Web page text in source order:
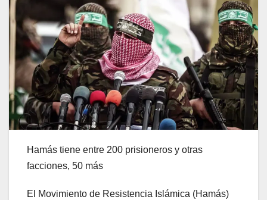
Hamás tiene entre 200 prisioneros y otras
facciones, 50 más
El Movimiento de Resistencia Islámica (Hamás)